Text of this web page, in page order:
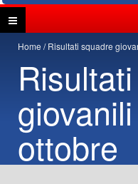
Home Risultati squadre
ottobre